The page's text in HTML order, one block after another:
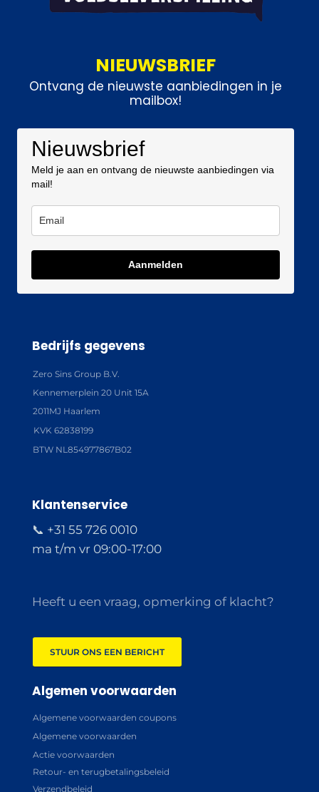
NIEUWSBRIEF
Ontvang de nieuwste aanbiedingen in je
mailbox!
Nieuwsbrief
Meld je aan en ontvang de nieuwste aanbiedingen via
mail!
Aanmelden
Bedrijfs gegevens
Zero Sins Group B.V.
Kennemerplein 20 Unit 15A
2011MJ Haarlem
KVK 62838199
BTW NL854977867B02
Klantenservice
📞 +31 55 726 0010
ma t/m vr 09:00-17:00
Heeft u een vraag, opmerking of klacht?
STUUR ONS EEN BERICHT
Algemen voorwaarden
Algemene voorwaarden coupons
Algemene voorwaarden
Actie voorwaarden
Retour- en terugbetalingsbeleid
Verzendbeleid